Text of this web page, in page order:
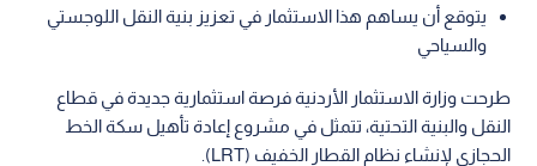
يتوقع أن يساهم هذا الاستثمار في تعزيز بنية النقل اللوجستي
والسياحي
طرحت وزارة الاستثمار الأردنية فرصة استثمارية جديدة في قطاع
النقل والبنية التحتية، تتمثل في مشروع إعادة تأهيل سكة الخط
الحجازي لإنشاء نظام القطار الخفيف (LRT).